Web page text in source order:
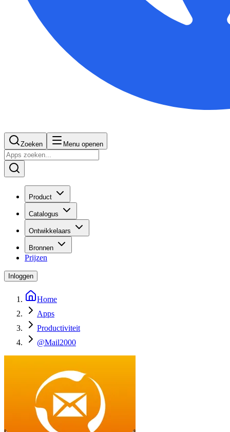
Zoeken Menu openen
Product
Catalogus
Ontwikkelaars
Bronnen
Prijzen
Inloggen
Home
Apps
Productiviteit
@Mail2000